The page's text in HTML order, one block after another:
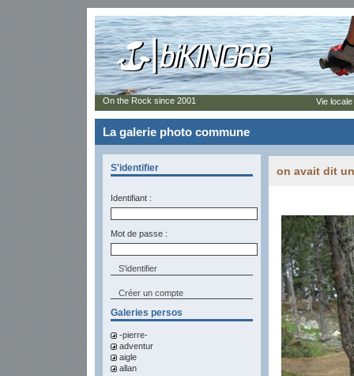
La galerie photo commune
S'identifier
Identifiant :
Mot de passe :
Créer un compte
Galeries persos
-pierre-
adventur
aigle
allan
on avait dit
On the Rock since 2001 Vie